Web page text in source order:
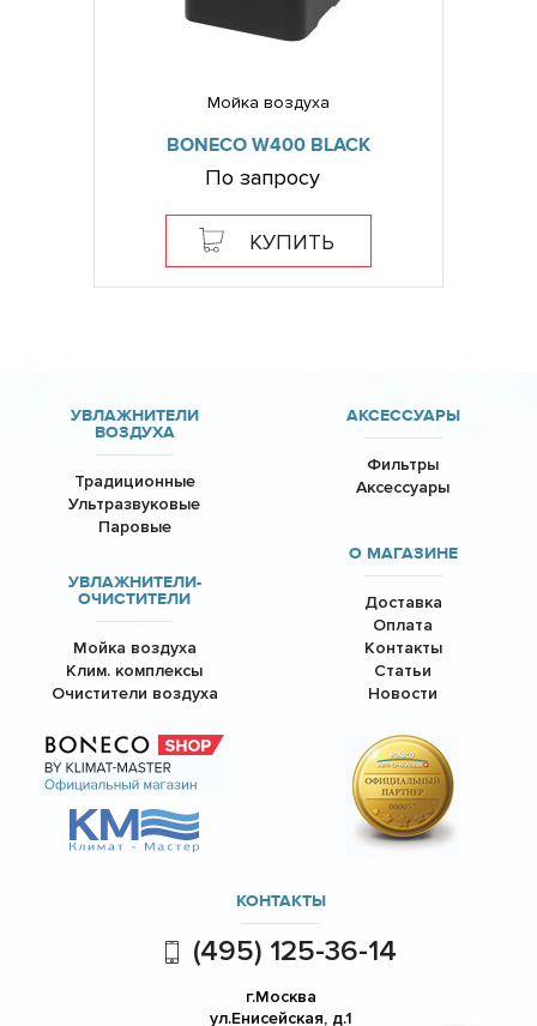
Мойка воздуха
BONECO W400 BLACK
По запросу
КУПИТЬ
УВЛАЖНИТЕЛИ
ВОЗДУХА
Традиционные
Ультразвуковые
Паровые
УВЛАЖНИТЕЛИ-
ОЧИСТИТЕЛИ
Мойка воздуха
Клим. комплексы
Очистители воздуха
АКСЕССУАРЫ
Фильтры
Аксессуары
О МАГАЗИНЕ
Доставка
Оплата
Контакты
Статьи
Новости
КОНТАКТЫ
(495) 125-36-14
г.Москва
ул.Енисейская, д.1